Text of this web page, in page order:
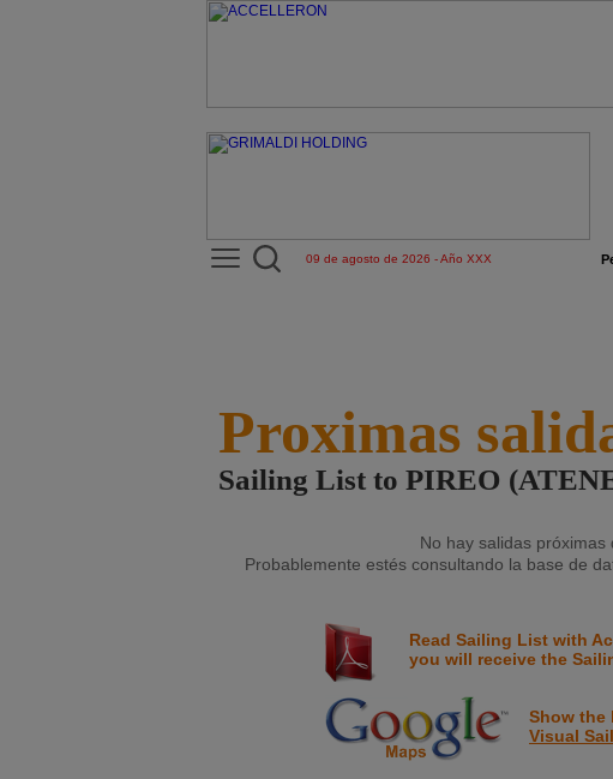
09 de agosto de 2026 - Año XXX
Proximas
Sailing List to PIREO
No hay salidas próximas
Probablemente estés consultando la base de
Read Sailing List with
you will receive the
Show the
Visual